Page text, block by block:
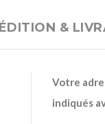
&
Votre
indiqués